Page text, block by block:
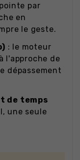
par
en
le geste.
: le moteur
l'approche de
dépassement
de temps
une seule